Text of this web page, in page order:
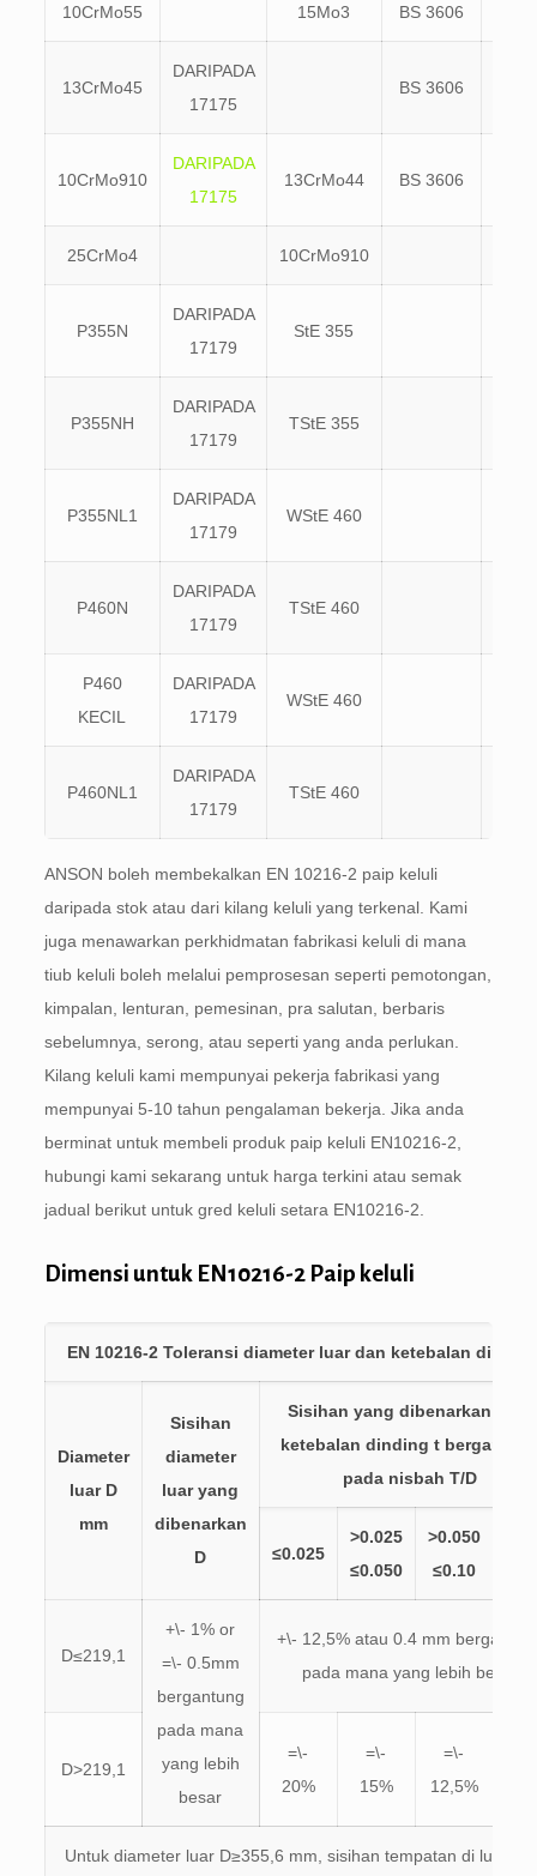
10CrMo55 15Mo3 BS 3606
13CrMo45
DARIPADA
17175
BS 3606
10CrMo910
DARIPADA
17175
13CrMo44 BS 3606
25CrMo4 10CrMo910
P355N
DARIPADA
17179
StE 355
P355NH
DARIPADA
17179
TStE 355
P355NL1
DARIPADA
17179
WStE 460
P460N
DARIPADA
17179
TStE 460
P460
KECIL
DARIPADA
17179
WStE 460
P460NL1
DARIPADA
17179
TStE 460
ANSON boleh membekalkan EN 10216-2 paip keluli
daripada stok atau dari kilang keluli yang terkenal. Kami
juga menawarkan perkhidmatan fabrikasi keluli di mana
tiub keluli boleh melalui pemprosesan seperti pemotongan,
kimpalan, lenturan, pemesinan, pra salutan, berbaris
sebelumnya, serong, atau seperti yang anda perlukan.
Kilang keluli kami mempunyai pekerja fabrikasi yang
mempunyai 5-10 tahun pengalaman bekerja. Jika anda
berminat untuk membeli produk paip keluli EN10216-2,
hubungi kami sekarang untuk harga terkini atau semak
jadual berikut untuk gred keluli setara EN10216-2.
Dimensi untuk EN10216-2 Paip keluli
EN 10216-2 Toleransi diameter luar dan ketebalan
Diameter
luar D
mm
Sisihan
diameter
luar yang
dibenarkan
D
Sisihan yang dibenarkan bagi
ketebalan dinding t
pada nisbah T/D
≤0.025
>0.025
≤0.050
>0.050
≤0.10
D≤219,1
+\- 1%or
=\- 0.5mm
bergantung
pada mana
yang lebih
besar
+\- 12,5% atau 0.4 mm
pada mana yang lebih besar
D>219,1
=\-
20%
=\-
15%
=\-
12,5%
Untuk diameter luar D≥355,6 mm, sisihan tempatan di luar